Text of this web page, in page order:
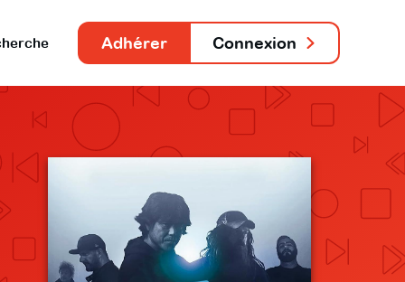
Adhérer Connexion